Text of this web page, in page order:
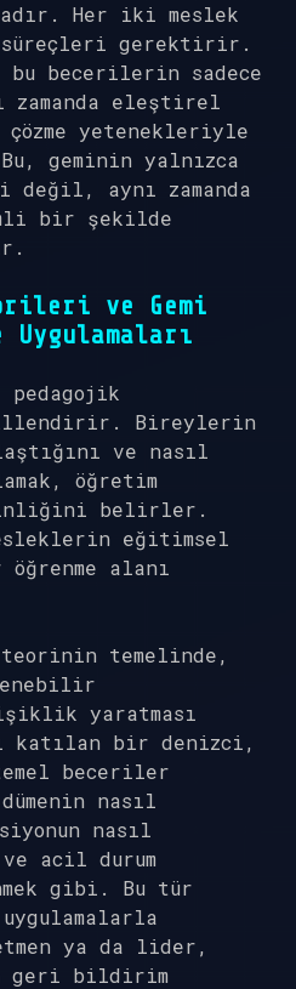
Her iki meslek
süreçleri gerektirir.
bu becerilerin sadece
eleştirel
çözme yetenekleriyle
geminin yalnızca
değil, aynı zamanda
bir şekilde
ve Gemi
Bireylerin
ve nasıl
öğretim
belirler.
eğitimsel
alanı
teorinin temelinde,
yaratması
katılan bir denizci,
beceriler
nasıl
nasıl
acil durum
gibi. Bu tür
ya da lider,
geri bildirim